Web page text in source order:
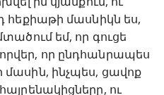
հեքիաթի մասնիկն ես,
եմ, որ գուցե
որ ընդհանրապես
մասին, ինչպես, ցավոք
ու